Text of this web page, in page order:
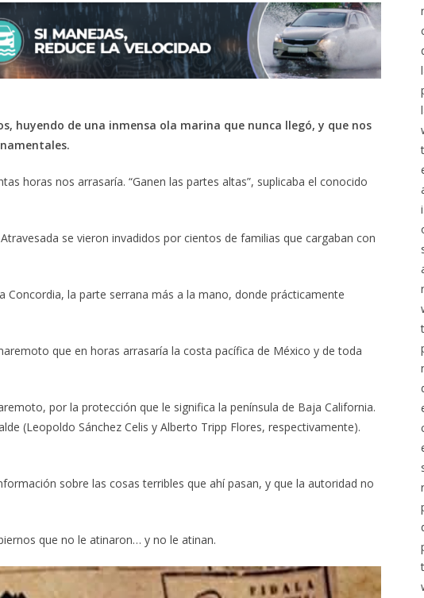
huyendo de una inmensa ola marina que nunca llegó, y que nos
horas nos arrasaría. “Ganen las partes altas”, suplicaba el conocido
se vieron invadidos por cientos de familias que cargaban con
la parte serrana más a la mano, donde prácticamente
que en horas arrasaría la costa pacífica de México y de toda
por la protección que le significa la península de Baja California.
(Leopoldo Sánchez Celis y Alberto Tripp Flores, respectivamente).
sobre las cosas terribles que ahí pasan, y que la autoridad no
que no le atinaron… y no le atinan.